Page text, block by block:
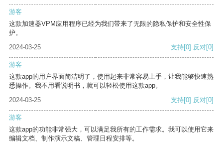
游客
这款加速器VPM应用程序已经为我们带来了无限的隐私保护和安全性保
护。
2024-03-25
支持[0] 反对[0]
游客
这款app的用户界面简洁明了，使用起来非常容易上手，让我能够快速熟
悉操作。我不用看说明书，就可以轻松使用这款app。
2024-03-25
支持[0] 反对[0]
游客
这款app的功能非常强大，可以满足我所有的工作需求。我可以使用它来
编辑文档、制作演示文稿、管理日程安排等。